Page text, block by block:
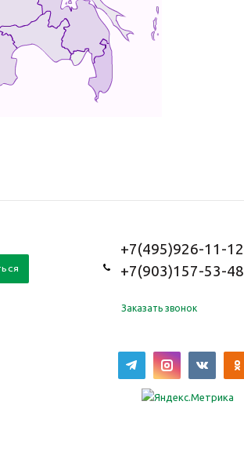
+7(495)926-11-12
+7(903)157-53-48
Заказать звонок